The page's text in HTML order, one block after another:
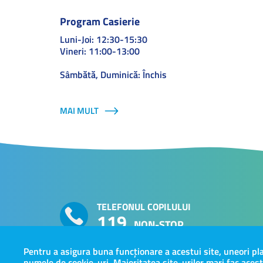
Pentru a asigura buna funcționare a acestui site, uneori
Program Casierie
Luni-Joi: 12:30-15:30
Vineri: 11:00-13:00
Sâmbătă, Duminică: Închis
MAI MULT
TELEFONUL COPILULUI
119 NON-STOP